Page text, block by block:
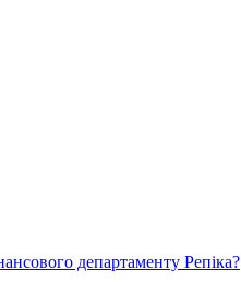
департаменту Репіка?